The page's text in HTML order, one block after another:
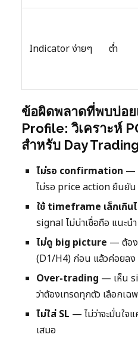
Indicator ง่ายๆ ต่ำ
ข้อผิดพลาดที่พบบ่อย
Profile: วิเคราะห์
สำหรับ Day Trading
ไม่รอ confirmation —
ไม่รอ price action ยืนยั
ใช้ timeframe เล็กเกิน
signal ไม่น่าเชื่อถือ แนะน
ไม่ดู big picture — ต้อ
(D1/H4) ก่อน แล้วค่อยล
Over-trading — เห็น
ว่าต้องเทรดทุกตัว เลือกเ
ไม่ใส่ SL — ไม่ว่าจะมั่นใจ
เสมอ